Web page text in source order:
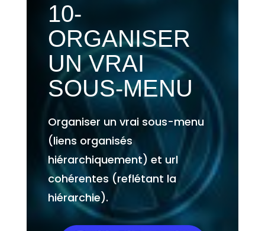
10-
ORGANISER
UN VRAI
SOUS-MENU
Organiser un vrai sous-menu
(liens organisés
hiérarchiquement) et url
cohérentes (reflétant la
hiérarchie).